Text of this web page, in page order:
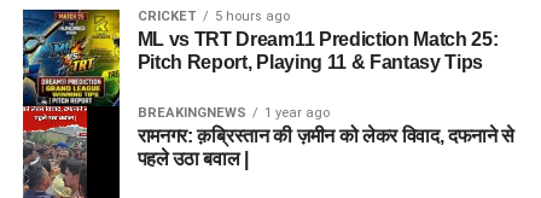
Wasim
Bowlers:Trent Boult (VC), Lockie Ferguson, Luke
Wood, Michael Henry
विश्लेषण:ग्रैंड लीग की इस टीम
(Must-Have Players for
Dream11)
1. Hayley Matthews (ML-W)
हेली मैथ्यूज वर्तमान में महिला टी20 फॉर्मेट की सबसे प्रभावशाली
पूरा मुकाबला बिना किसी रुकावट के खेले जाने की संभावना है।
BPH vs SUL Toss Prediction
हमारे विश्लेषण के अनुसार घरेलू टीम
जीत सकती है और पहले बल्लेबाजी का फैसला ले सकती है।
CRICKET 5 hours ago
ML vs TRT Dream11 Prediction Match 25:
Pitch Report, Playing 11 & Fantasy Tips
BREAKINGNEWS 1 year ago
रामनगर: क़ब्रिस्तान की ज़मीन को लेकर विवाद, दफनाने से
पहले उठा बवाल |